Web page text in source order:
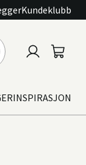
Kundeklubb
INSPIRASJON